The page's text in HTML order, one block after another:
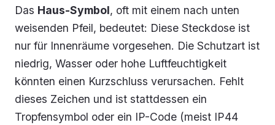
Das Haus-Symbol, oft mit einem nach unten
weisenden Pfeil, bedeutet: Diese Steckdose ist
nur für Innenräume vorgesehen. Die Schutzart ist
niedrig, Wasser oder hohe Luftfeuchtigkeit
könnten einen Kurzschluss verursachen. Fehlt
dieses Zeichen und ist stattdessen ein
Tropfensymbol oder ein IP-Code (meist IP44